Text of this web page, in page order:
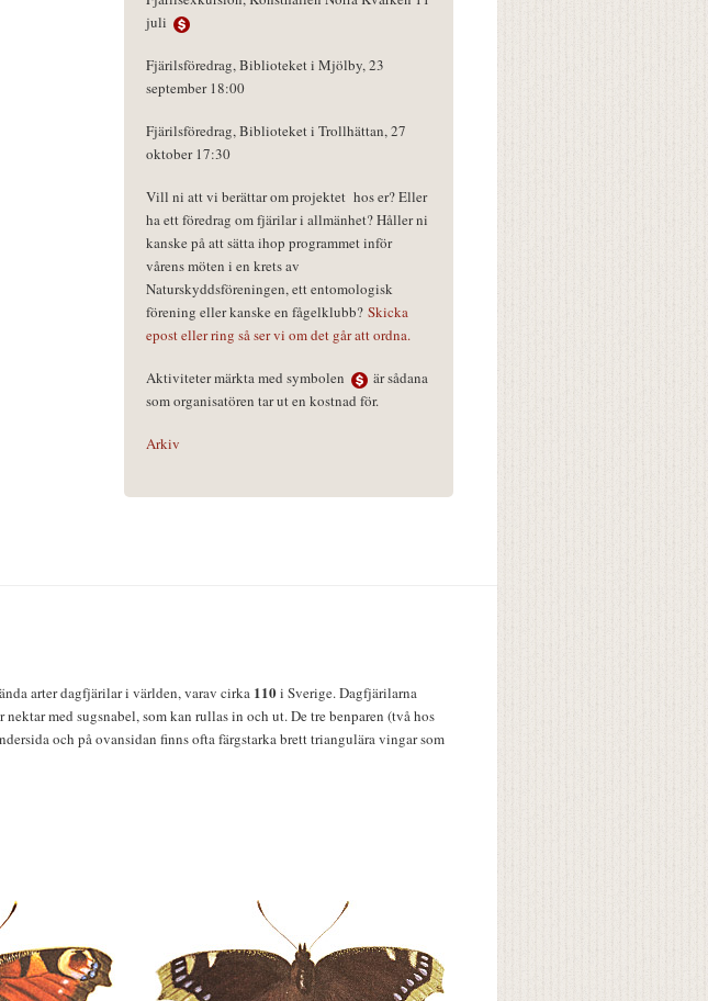
juli
Fjärilsföredrag, Biblioteket i Mjölby, 23
september 18:00
Fjärilsföredrag, Biblioteket i Trollhättan, 27
oktober 17:30
Vill ni att vi berättar om projektet hos er? Eller
ha ett föredrag om fjärilar i allmänhet? Håller ni
kanske på att sätta ihop programmet inför
vårens möten i en krets av
Naturskyddsföreningen, ett entomologisk
förening eller kanske en fågelklubb? Skicka
epost eller ring så ser vi om det går att ordna.
Aktiviteter märkta med symbolen
är sådana
som organisatören tar ut en kostnad för.
Arkiv
arter dagfjärilar i världen, varav cirka 110i Sverige. Dagfjärilarna
med sugsnabel, som kan rullas in och ut. De tre benparen (två hos
och på ovansidan finns ofta färgstarka brett triangulära vingar som